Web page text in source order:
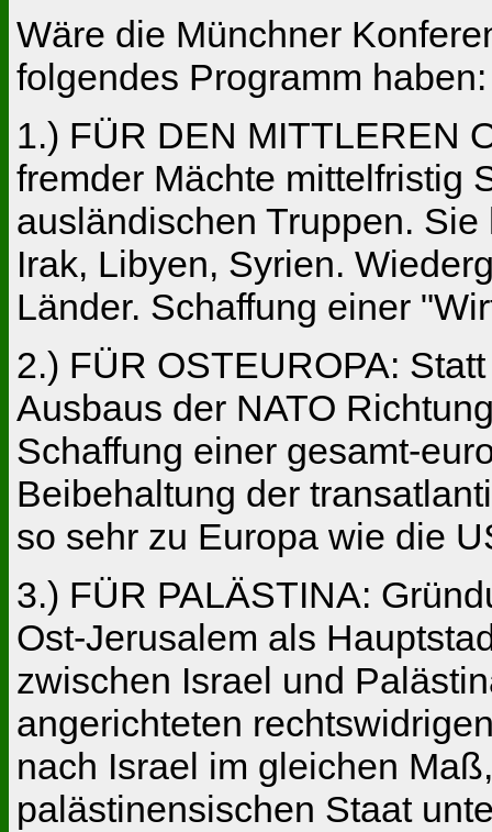
Wäre die Münchner
folgendes Programm haben:
1.) FÜR DEN MITTLEREN
fremder Mächte mittelfristig
ausländischen Truppen.
Irak, Libyen, Syrien.
Länder. Schaffung einer
2.) FÜR OSTEUROPA:
Ausbaus der NATO
Schaffung einer gesamt-
Beibehaltung der
so sehr zu Europa wie die
3.) FÜR PALÄSTINA:
Ost-Jerusalem als
zwischen Israel und
angerichteten
nach Israel im gleichen
palästinensischen Staat